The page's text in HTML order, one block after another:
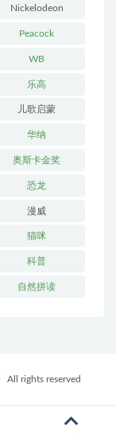
Nickelodeon
Peacock
WB
乐高
儿歌启蒙
华纳
奥斯卡金奖
恐龙
漫威
猫咪
科普
自然拼读
All rights reserved